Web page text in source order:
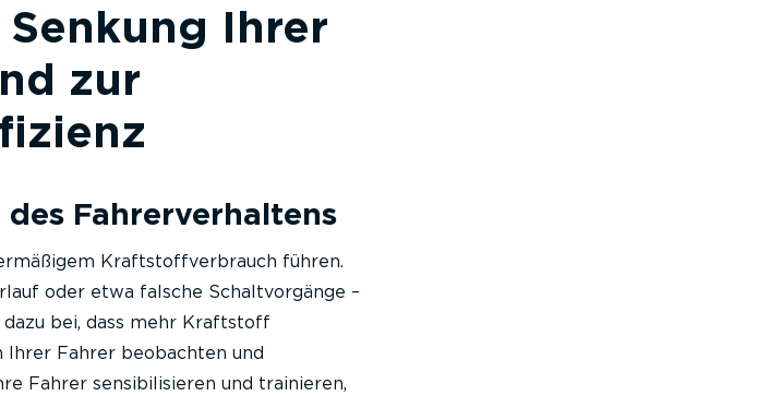
Ihrer
zur
Fahrerverhaltens
Kraftstoffverbrauch führen.
oder etwa falsche Schaltvorgänge –
bei, dass mehr Kraftstoff
Fahrer beobachten und
Fahrer sensibilisieren und trainieren,